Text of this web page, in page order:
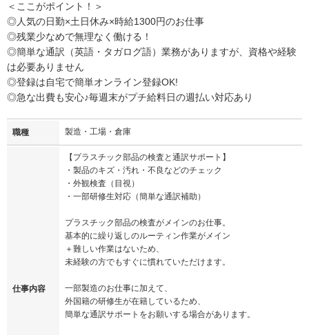
＜ここがポイント！＞
◎人気の日勤×土日休み×時給1300円のお仕事
◎残業少なめで無理なく働ける！
◎簡単な通訳（英語・タガログ語）業務がありますが、資格や経験
は必要ありません
◎登録は自宅で簡単オンライン登録OK!
◎急な出費も安心♪毎週末がプチ給料日の週払い対応あり
職種 製造・工場・倉庫
仕事内容
【プラスチック部品の検査と通訳サポート】
・製品のキズ・汚れ・不良などのチェック
・外観検査（目視）
・一部研修生対応（簡単な通訳補助）
プラスチック部品の検査がメインのお仕事。
基本的に繰り返しのルーティン作業がメイン
＋難しい作業はないため、
未経験の方でもすぐに慣れていただけます。
一部製造のお仕事に加えて、
外国籍の研修生が在籍しているため、
簡単な通訳サポートをお願いする場合があります。